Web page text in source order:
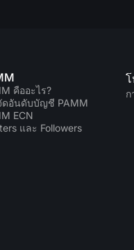
คืออะไร?
ดอันดับบัญชี PAMM
ECN
และ Followers
ก